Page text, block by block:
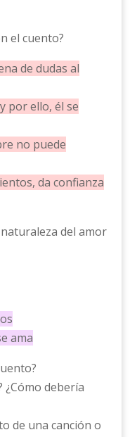
el cuento?
de dudas al
por ello, él se
no puede
da confianza
del amor
ama
¿Cómo debería
de una canción o